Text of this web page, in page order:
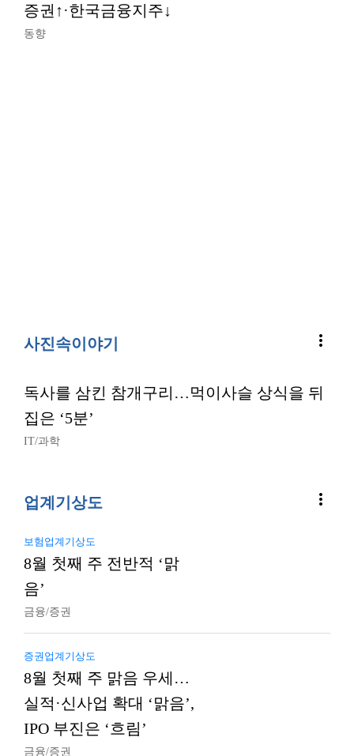
증권↑·한국금융지주↓
동향
사진속이야기 more_vert
독사를 삼킨 참개구리…먹이사슬 상식을 뒤
집은 ‘5분’
IT/과학
업계기상도 more_vert
보험업계기상도
8월 첫째 주 전반적 ‘맑
음’
금융/증권
증권업계기상도
8월 첫째 주 맑음 우세…
실적·신사업 확대 ‘맑음’,
IPO 부진은 ‘흐림’
금융/증권